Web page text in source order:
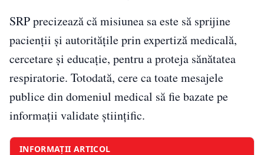
SRP precizează că misiunea sa este să sprijine
pacienții și autoritățile prin expertiză medicală,
cercetare și educație, pentru a proteja sănătatea
respiratorie. Totodată, cere ca toate mesajele
publice din domeniul medical să fie bazate pe
informații validate științific.
INFORMAȚII ARTICOL